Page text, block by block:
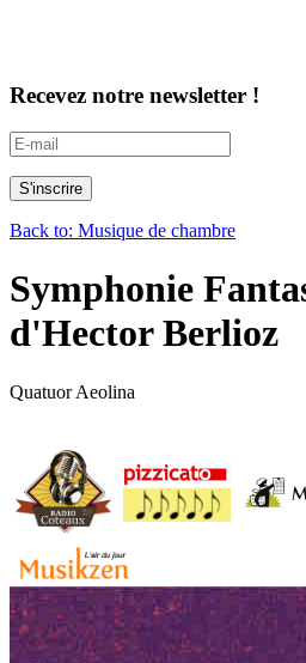
Recevez notre newsletter !
Back to: Musique de chambre
Symphonie
d'Hector Berlioz
Quatuor Aeolina